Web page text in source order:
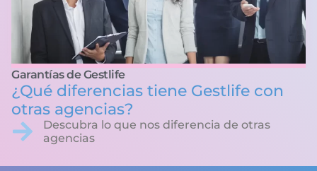
Garantías de Gestlife
¿Qué diferencias tiene Gestlife con
otras agencias?
Descubra lo que nos diferencia de otras
agencias